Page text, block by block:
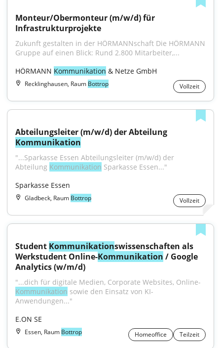
Monteur/Obermonteur (m/w/d) für
Infrastrukturprojekte
Zukunft gestalten in der HÖRMANNschaft Die HÖRMANN
Gruppe auf einen Blick: Rund 2.800 Mitarbeiter,...
HÖRMANN Kommunikation & Netze GmbH
Recklinghausen, Raum Bottrop Vollzeit
Kommunikation
"...Sparkasse Essen Abteilungsleiter (m/w/d) der
Abteilung Kommunikation Sparkasse Essen..."
Sparkasse Essen
Gladbeck, Raum Bottrop Vollzeit
Student Kommunikationswissenschaften als
Werkstudent Online-Kommunikation / Google
Analytics (w/m/d)
"...dich für digitale Medien, Corporate Websites, Online-
Kommunikation sowie den Einsatz von KI-
Anwendungen..."
E.ON SE
Essen, Raum Bottrop Homeoffice Teilzeit